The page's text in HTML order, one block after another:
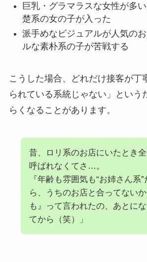
巨乳・グラマラスな女性が多
楚系の女の子が入った
派手めなビジュアルが人気の
ルな素朴系の子が苦戦する
こうした場合、どれだけ接客が丁
られている系統じゃない」という
らくなることがあります。
昔、ロリ系のお店にいたとき
呼ばれなくてさ…。
『年齢も雰囲気も“お姉さん系”
ら、うちのお店と合ってないか
も』って言われたの、あとに
てから（笑）」